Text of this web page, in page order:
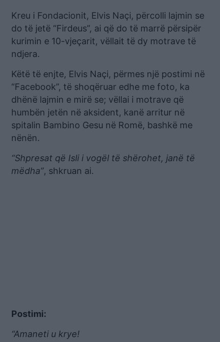
Kreu i Fondacionit, Elvis Naçi, përcolli lajmin se
do të jetë “Firdeus”, ai që do të marrë përsipër
kurimin e 10-vjeçarit, vëllait të dy motrave të
ndjera.
Këtë të enjte, Elvis Naçi, përmes një postimi në
“Facebook”, të shoqëruar edhe me foto, ka
dhënë lajmin e mirë se; vëllai i motrave që
humbën jetën në aksident, kanë arritur në
spitalin Bambino Gesu në Romë, bashkë me
nënën.
“Shpresat që Isli i vogël të shërohet, janë të
mëdha”, shkruan ai.
Postimi:
“Amaneti u krye!